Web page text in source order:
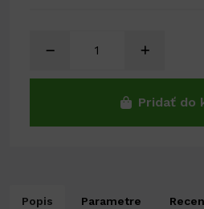
Pridať do
Popis Parametre